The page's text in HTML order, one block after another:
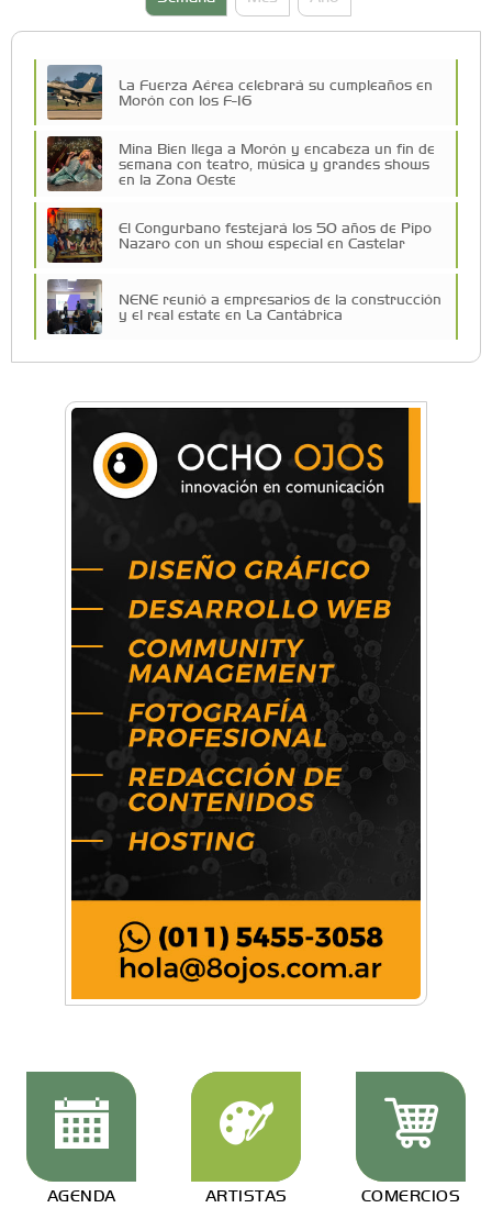
La Fuerza Aérea celebrará su cumpleaños en
Morón con los F-16
Mina Bien llega a Morón y encabeza un fin de
semana con teatro, música y grandes shows
en la Zona Oeste
El Congurbano festejará los 50 años de Pipo
Nazaro con un show especial en Castelar
NENE reunió a empresarios de la construcción
y el real estate en La Cantábrica
Una compañía teatral de Castelar competirá
por el Premio FEBA Cultura
Mariana Croce: "Hoy las empresas necesitan
un asesoramiento integral para crecer con
seguridad"
Música, teatro, yoga, danza y mucho más:
Conocé todos los talleres para aprender y
disfrutar en la Zona Oeste
AGENDA ARTISTAS COMERCIOS